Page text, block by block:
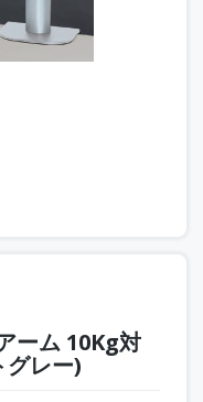
ーム 10Kg対
グレー)